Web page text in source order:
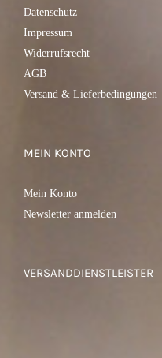
Datenschutz
Impressum
Widerrufsrecht
AGB
Versand & Lieferbedingungen
MEIN KONTO
Mein Konto
Newsletter anmelden
VERSANDDIENSTLEISTER